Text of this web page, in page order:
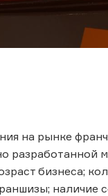
на рынке
бизнеса;
наличие